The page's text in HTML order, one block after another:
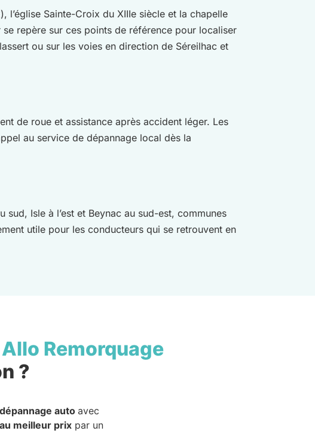
l’église Sainte-Croix du XIIIe siècle et la chapelle
repère sur ces points de référence pour localiser
ou sur les voies en direction de Séreilhac et
de roue et assistance après accident léger. Les
au service de dépannage local dès la
sud, Isle à l’est et Beynac au sud-est, communes
utile pour les conducteurs qui se retrouvent en
Allo Remorquage
?
dépannage auto avec
au meilleur prix par un